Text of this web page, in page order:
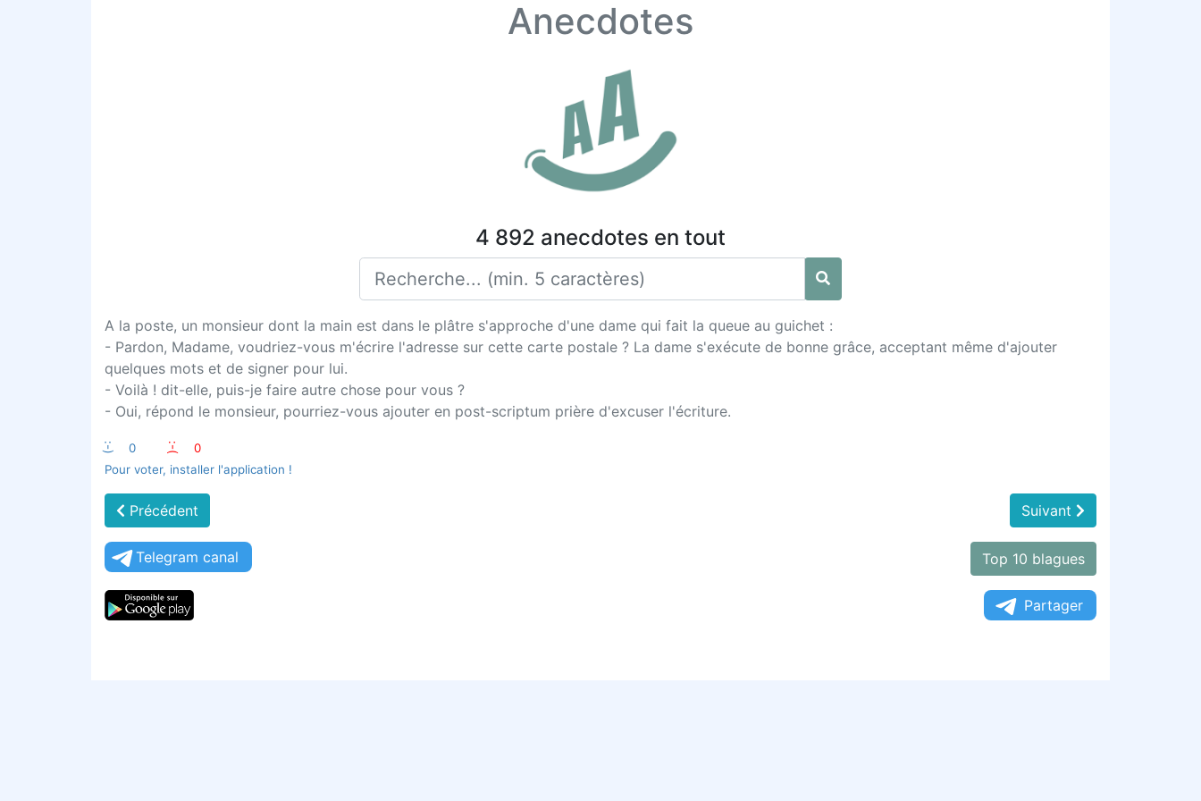
Anecdotes
4 892 anecdotes en tout
A la poste, un monsieur dont la main est dans le plâtre s'approche d'une dame qui fait la queue au guichet :
- Pardon, Madame, voudriez-vous m'écrire l'adresse sur cette carte postale ? La dame s'exécute de bonne grâce, acceptant même d'ajouter
quelques mots et de signer pour lui.
- Voilà ! dit-elle, puis-je faire autre chose pour vous ?
- Oui, répond le monsieur, pourriez-vous ajouter en post-scriptum prière d'excuser l'écriture.
:-) 0 :-(
0
Pour voter, installer l'application !
Précédent Suivant
Telegram canal Top 10 blagues
Partager